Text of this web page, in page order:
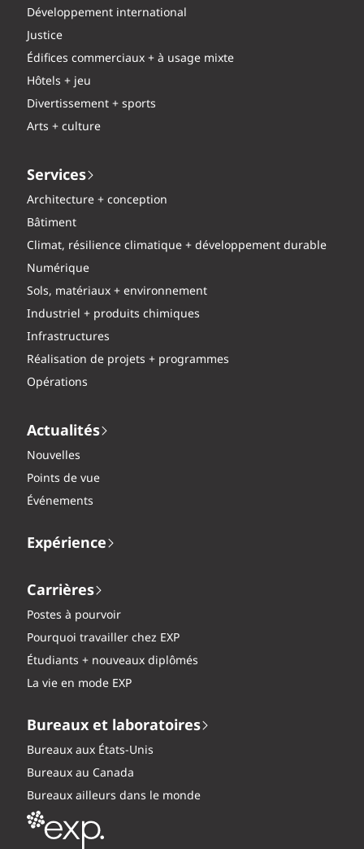
Développement international
Justice
Édifices commerciaux + à usage mixte
Hôtels + jeu
Divertissement + sports
Arts + culture
Services
Architecture + conception
Bâtiment
Climat, résilience climatique + développement durable
Numérique
Sols, matériaux + environnement
Industriel + produits chimiques
Infrastructures
Réalisation de projets + programmes
Opérations
Actualités
Nouvelles
Points de vue
Événements
Expérience
Carrières
Postes à pourvoir
Pourquoi travailler chez EXP
Étudiants + nouveaux diplômés
La vie en mode EXP
Bureaux et laboratoires
Bureaux aux États-Unis
Bureaux au Canada
Bureaux ailleurs dans le monde